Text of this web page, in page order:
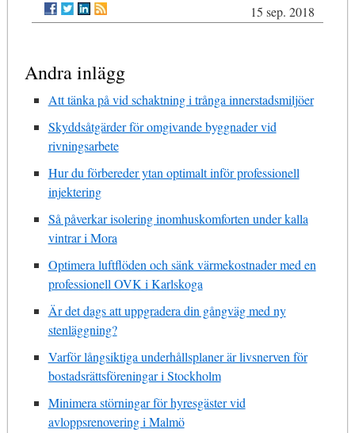
15 sep. 2018
Andra inlägg
Att tänka på vid schaktning i trånga innerstadsmiljöer
Skyddsåtgärder för omgivande byggnader vid
rivningsarbete
Hur du förbereder ytan optimalt inför professionell
injektering
Så påverkar isolering inomhuskomforten under kalla
vintrar i Mora
Optimera luftflöden och sänk värmekostnader med en
professionell OVK i Karlskoga
Är det dags att uppgradera din gångväg med ny
stenläggning?
Varför långsiktiga underhållsplaner är livsnerven för
bostadsrättsföreningar i Stockholm
Minimera störningar för hyresgäster vid
avloppsrenovering i Malmö